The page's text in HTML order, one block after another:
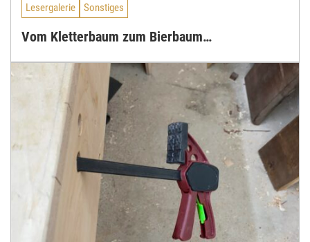
Lesergalerie Sonstiges
Vom Kletterbaum zum Bierbaum…